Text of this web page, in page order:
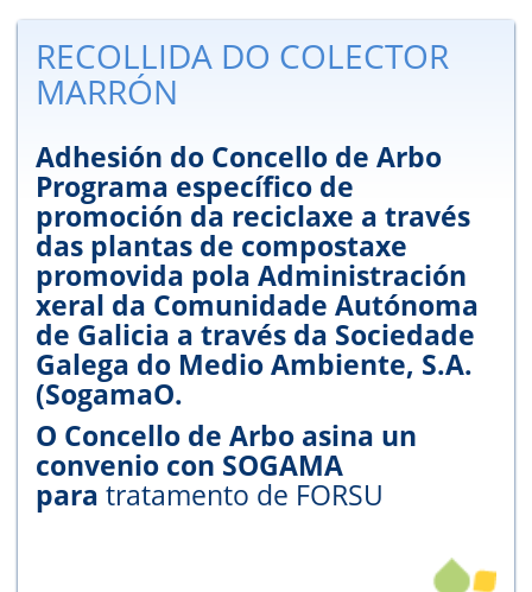
RECOLLIDA DO COLECTOR
MARRÓN
Adhesión do Concello de Arbo
Programa específico de
promoción da reciclaxe a través
das plantas de compostaxe
promovida pola Administración
xeral da Comunidade Autónoma
de Galicia a través da Sociedade
Galega do Medio Ambiente, S.A.
(SogamaO.
O Concello de Arbo asina un
convenio con SOGAMA
para tratamento de FORSU